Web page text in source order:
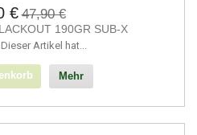
€ 47,90 €
190GR SUB-X
Artikel hat...
Mehr